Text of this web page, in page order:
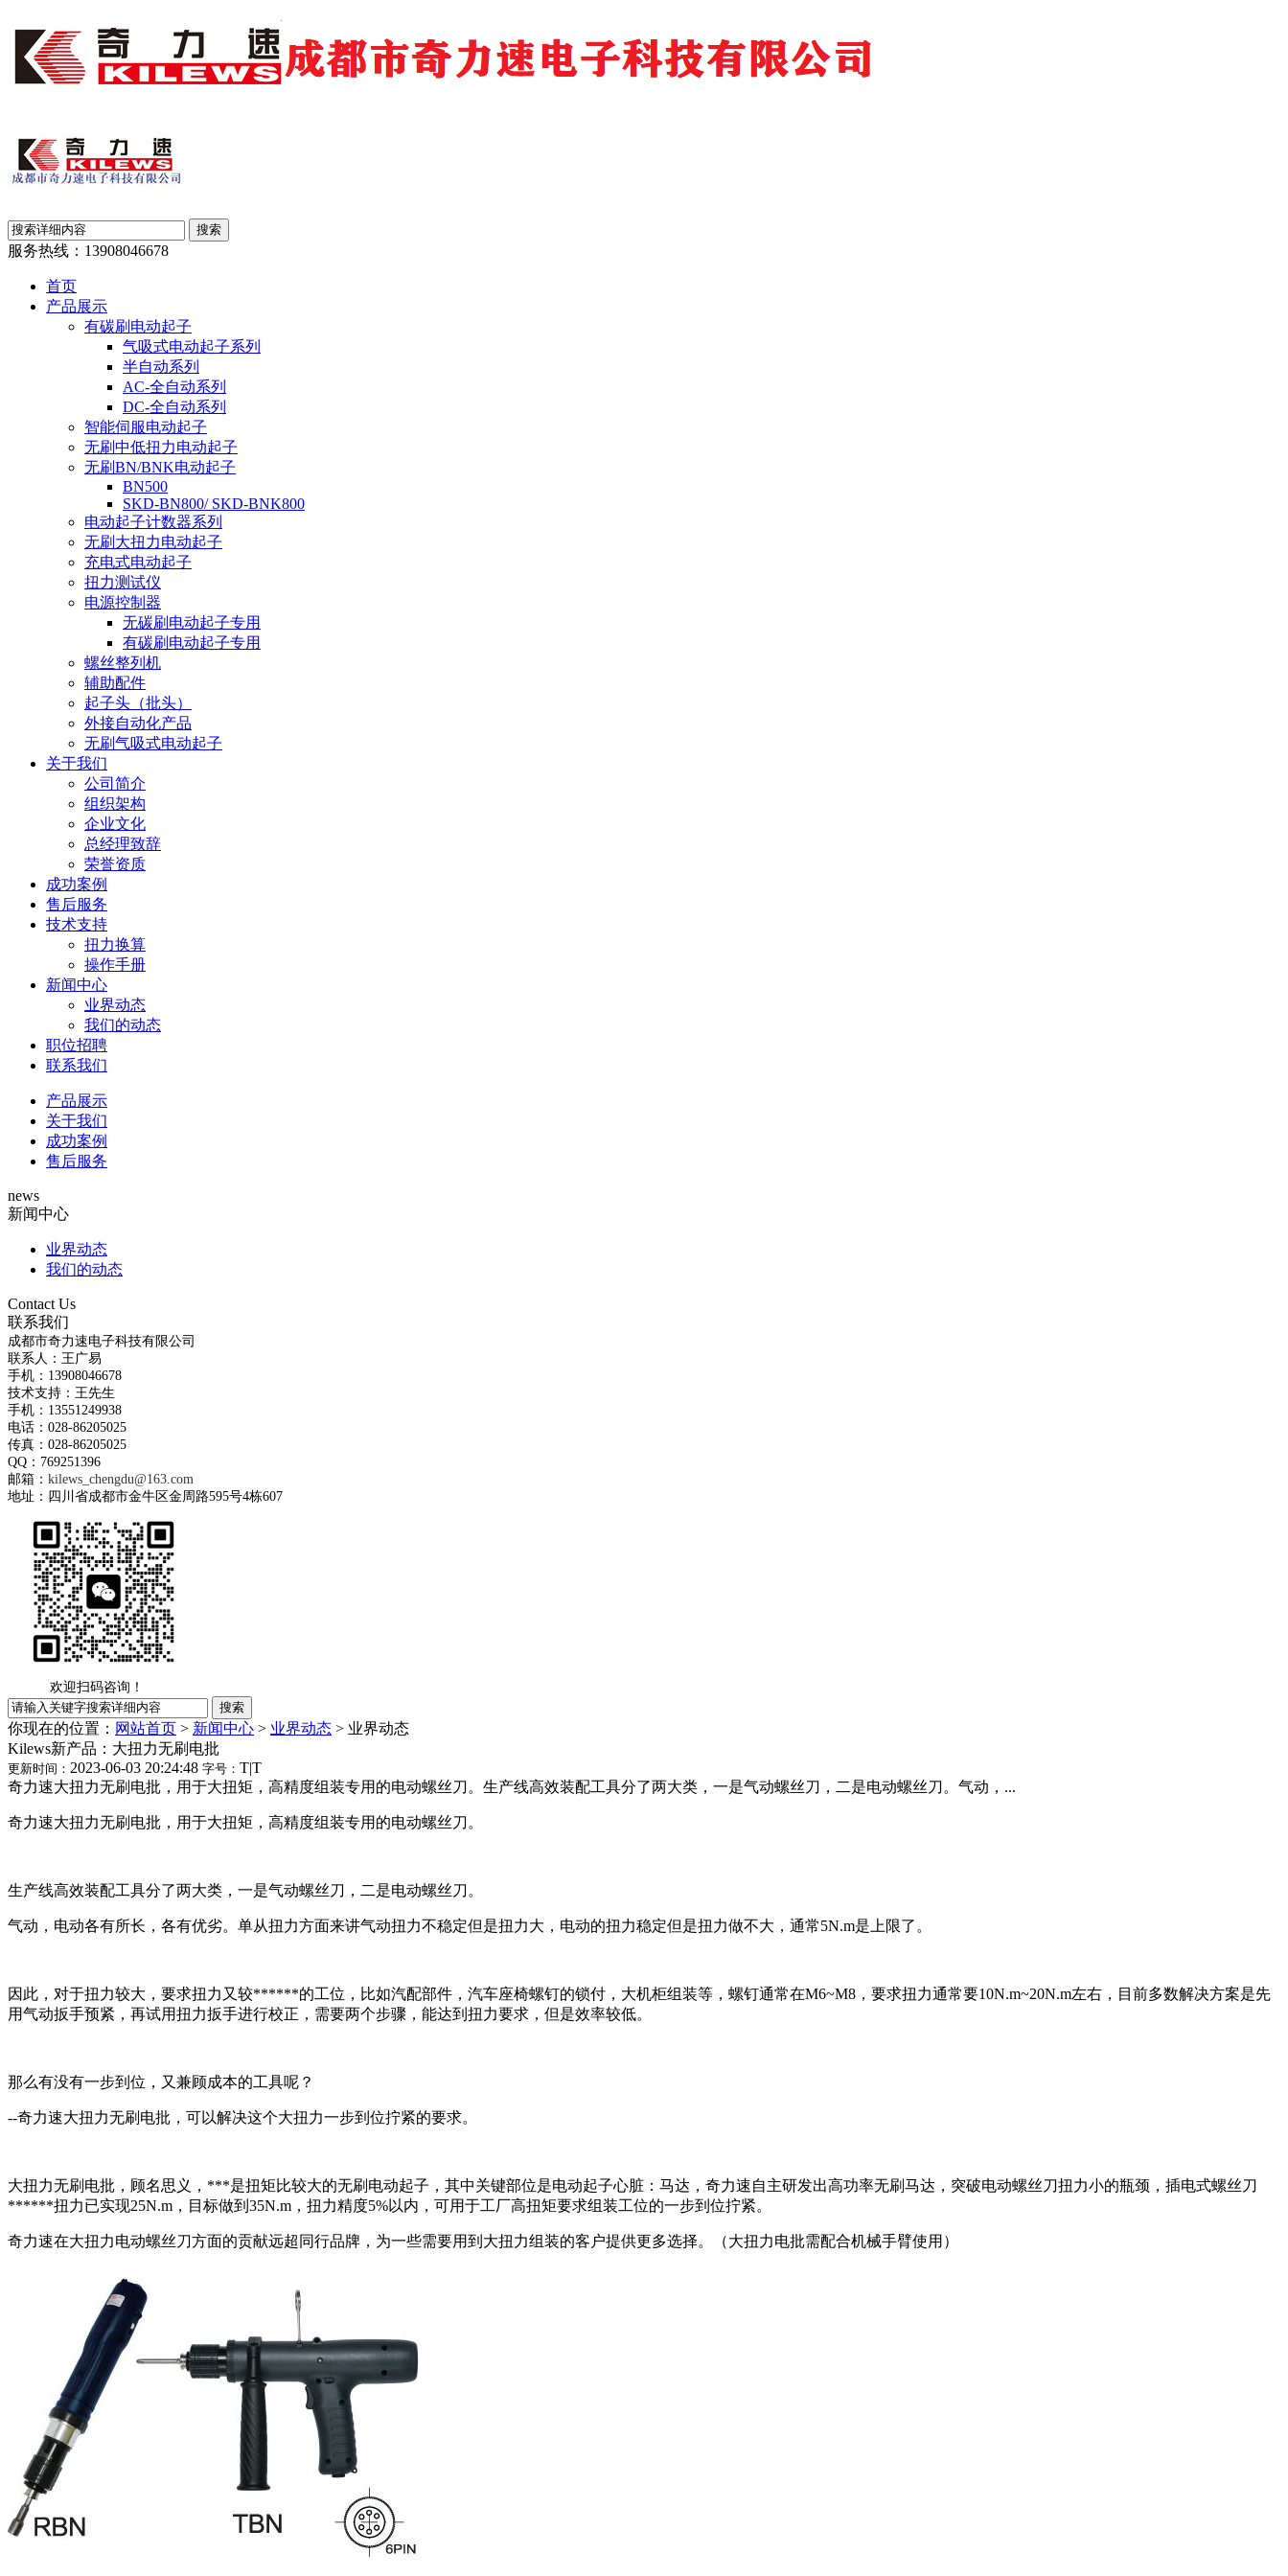
服务热线： 13908046678
首页
产品展示
有碳刷电动起子
气吸式电动起子系列
半自动系列
AC-全自动系列
DC-全自动系列
智能伺服电动起子
无刷中低扭力电动起子
无刷BN/BNK电动起子
BN500
SKD-BN800/ SKD-BNK800
电动起子计数器系列
无刷大扭力电动起子
充电式电动起子
扭力测试仪
电源控制器
无碳刷电动起子专用
有碳刷电动起子专用
螺丝整列机
辅助配件
起子头（批头）
外接自动化产品
无刷气吸式电动起子
关于我们
公司简介
组织架构
企业文化
总经理致辞
荣誉资质
成功案例
售后服务
技术支持
扭力换算
操作手册
新闻中心
业界动态
我们的动态
职位招聘
联系我们
产品展示
关于我们
成功案例
售后服务
news
新闻中心
业界动态
我们的动态
Contact Us
联系我们
成都市奇力速电子科技有限公司
联系人：王广易
手机：13908046678
技术支持：王先生
手机：13551249938
电话：028-86205025
传真：028-86205025
QQ：769251396
邮箱： kilews_chengdu@163.com
地址：四川省成都市金牛区金周路595号4栋607
欢迎扫码咨询！
你现在的位置： 网站首页 > 新闻中心 > 业界动态 > 业界动态
Kilews新产品：大扭力无刷电批
更新时间： 2023-06-03 20:24:48 字号： T|T
奇力速大扭力无刷电批，用于大扭矩，高精度组装专用的电动螺丝刀。生产线高效装配工具分了两大类，一是气动螺丝刀，二是电动螺丝刀。气动，...
奇力速大扭力无刷电批，用于大扭矩，高精度组装专用的电动螺丝刀。
生产线高效装配工具分了两大类，一是气动螺丝刀，二是电动螺丝刀。
气动，电动各有所长，各有优劣。单从扭力方面来讲气动扭力不稳定但是扭力大，电动的扭力稳定但是扭力做不大，通常5N.m是上限了。
因此，对于扭力较大，要求扭力又较******的工位，比如汽配部件，汽车座椅螺钉的锁付，大机柜组装等，螺钉通常在M6~M8，要求扭力通常要10N.m~20N.m左右，目前多数解决方案是先
用气动扳手预紧，再试用扭力扳手进行校正，需要两个步骤，能达到扭力要求，但是效率较低。
那么有没有一步到位，又兼顾成本的工具呢？
--奇力速大扭力无刷电批，可以解决这个大扭力一步到位拧紧的要求。
大扭力无刷电批，顾名思义，***是扭矩比较大的无刷电动起子，其中关键部位是电动起子心脏：马达，奇力速自主研发出高功率无刷马达，突破电动螺丝刀扭力小的瓶颈，插电式螺丝刀
******扭力已实现25N.m，目标做到35N.m，扭力精度5%以内，可用于工厂高扭矩要求组装工位的一步到位拧紧。
奇力速在大扭力电动螺丝刀方面的贡献远超同行品牌，为一些需要用到大扭力组装的客户提供更多选择。（大扭力电批需配合机械手臂使用）